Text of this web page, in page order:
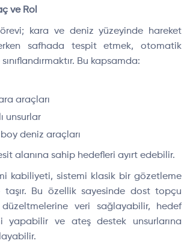
ve Rol
kara ve deniz yüzeyinde hareket
safhada tespit etmek, otomatik
Bu kapsamda:
araçları
unsurlar
deniz araçları
alanına sahip hedefleri ayırt edebilir.
kabiliyeti, sistemi klasik bir gözetleme
taşır. Bu özellik sayesinde dost topçu
düzeltmelerine veri sağlayabilir, hedef
yapabilir ve ateş destek unsurlarına